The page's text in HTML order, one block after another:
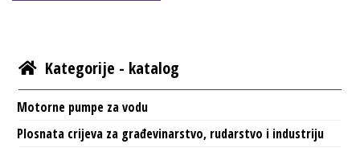
Kategorije - katalog
Motorne pumpe za vodu
Plosnata crijeva za građevinarstvo, rudarstvo i industriju